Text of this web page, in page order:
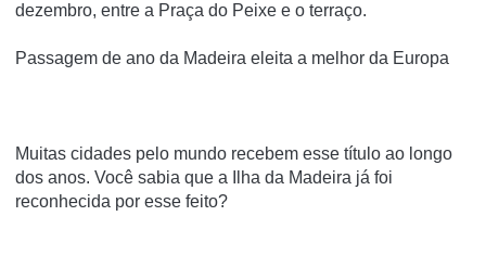
dezembro, entre a Praça do Peixe e o terraço.
Passagem de ano da Madeira eleita a melhor da Europa
Muitas cidades pelo mundo recebem esse título ao longo
dos anos. Você sabia que a Ilha da Madeira já foi
reconhecida por esse feito?